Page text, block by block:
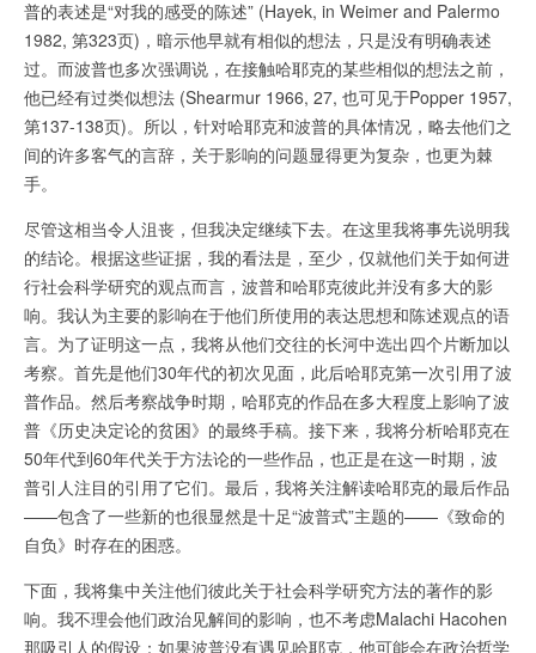
普的表述是“对我的感受的陈述” (Hayek, in Weimer and Palermo
1982, 第323页)，暗示他早就有相似的想法，只是没有明确表述
过。而波普也多次强调说，在接触哈耶克的某些相似的想法之前，
他已经有过类似想法 (Shearmur 1966, 27, 也可见于Popper 1957,
第137-138页)。所以，针对哈耶克和波普的具体情况，略去他们之
间的许多客气的言辞，关于影响的问题显得更为复杂，也更为棘
手。
尽管这相当令人沮丧，但我决定继续下去。在这里我将事先说明我
的结论。根据这些证据，我的看法是，至少，仅就他们关于如何进
行社会科学研究的观点而言，波普和哈耶克彼此并没有多大的影
响。我认为主要的影响在于他们所使用的表达思想和陈述观点的语
言。为了证明这一点，我将从他们交往的长河中选出四个片断加以
考察。首先是他们30年代的初次见面，此后哈耶克第一次引用了波
普作品。然后考察战争时期，哈耶克的作品在多大程度上影响了波
普《历史决定论的贫困》的最终手稿。接下来，我将分析哈耶克在
50年代到60年代关于方法论的一些作品，也正是在这一时期，波
普引人注目的引用了它们。最后，我将关注解读哈耶克的最后作品
——包含了一些新的也很显然是十足“波普式”主题的——《致命的
自负》时存在的困惑。
下面，我将集中关注他们彼此关于社会科学研究方法的著作的影
响。我不理会他们政治见解间的影响，也不考虑Malachi Hacohen
那吸引人的假设：如果波普没有遇见哈耶克，他可能会在政治哲学